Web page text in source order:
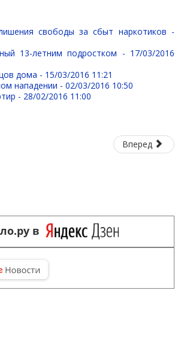
свободы за сбыт наркотиков -
13-летним подростком - 17/03/2016
дома - 15/03/2016 11:21
нападении -02/03/2016 10:50
- 28/02/2016 11:00
Вперед
в